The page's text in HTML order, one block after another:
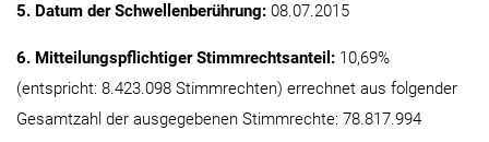
5. Datum der Schwellenberührung: 08.07.2015
6. Mitteilungspflichtiger Stimmrechtsanteil: 10,69%
(entspricht: 8.423.098 Stimmrechten) errechnet aus folgender
Gesamtzahl der ausgegebenen Stimmrechte: 78.817.994